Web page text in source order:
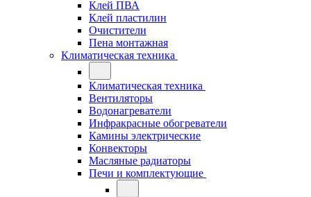
Клей ПВА
Клей пластилин
Очистители
Пена монтажная
Климатическая техника
Климатическая техника
Вентиляторы
Водонагреватели
Инфракрасные обогреватели
Камины электрические
Конвекторы
Масляные радиаторы
Печи и комплектующие